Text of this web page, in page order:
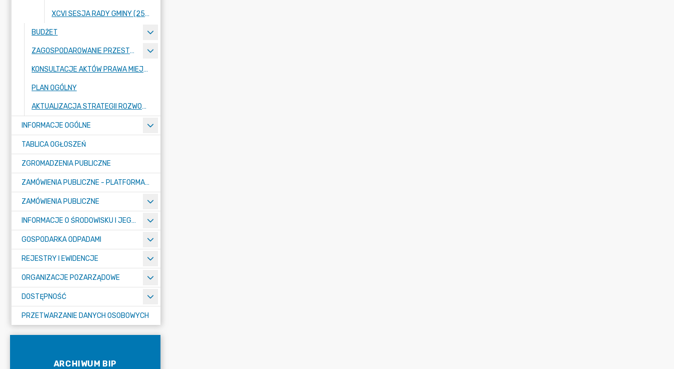
XCVI SESJA RADY GMINY (25 KWIETNIA 2024 ROKU)
BUDŻET
ZAGOSPODAROWANIE PRZESTRZENNE
KONSULTACJE AKTÓW PRAWA MIEJSCOWEGO I INNYCH AKTÓW PRAWNYCH
PLAN OGÓLNY
AKTUALIZACJA STRATEGII ROZWOJU GMINY RASZYN
INFORMACJE OGÓLNE
TABLICA OGŁOSZEŃ
ZGROMADZENIA PUBLICZNE
ZAMÓWIENIA PUBLICZNE - PLATFORMA ZAKUPOWA (OD 01.05.2025R.)
ZAMÓWIENIA PUBLICZNE
INFORMACJE O ŚRODOWISKU I JEGO OCHRONIE
GOSPODARKA ODPADAMI
REJESTRY I EWIDENCJE
ORGANIZACJE POZARZĄDOWE
DOSTĘPNOŚĆ
PRZETWARZANIE DANYCH OSOBOWYCH
ARCHIWUM BIP